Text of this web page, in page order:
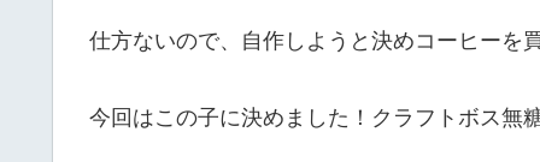
仕方ないので、自作しようと決めコーヒーを
今回はこの子に決めました！クラフトボス無糖